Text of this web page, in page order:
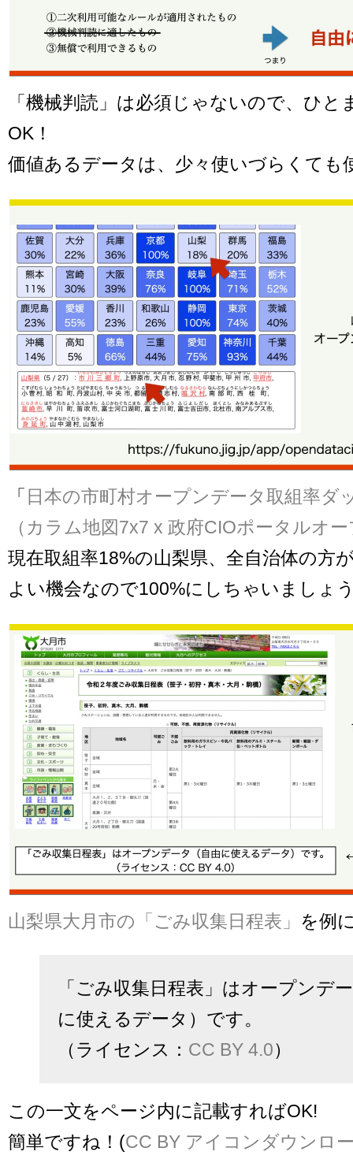
「機械判読」は必須じゃないので、ひと
OK！
価値あるデータは、少々使いづらくても
「 日本の市町村オープンデータ取組率ダ
（カラム地図7x7 x 政府CIOポータルオ
現在取組率18%の山梨県、全自治体の方
よい機会なので100%にしちゃいましょ
山梨県大月市の「ごみ収集日程表」 を例
「ごみ収集日程表」はオープンデ
に使えるデータ）です。
（ライセンス： CC BY 4.0）
この一文をページ内に記載すればOK!
簡単ですね！(CC BY アイコンダウンロ